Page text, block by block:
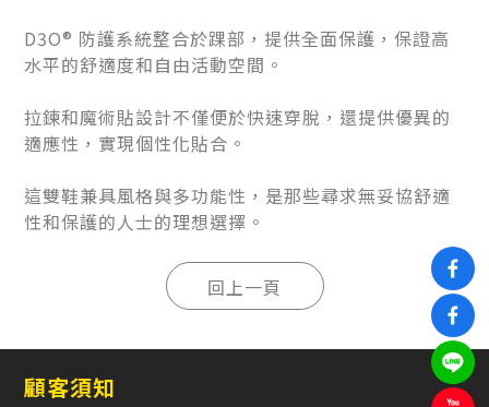
D3O® 防護系統整合於踝部，提供全面保護，保證高
水平的舒適度和自由活動空間。
拉鍊和魔術貼設計不僅便於快速穿脫，還提供優異的
適應性，實現個性化貼合。
這雙鞋兼具風格與多功能性，是那些尋求無妥協舒適
性和保護的人士的理想選擇。
顧客須知